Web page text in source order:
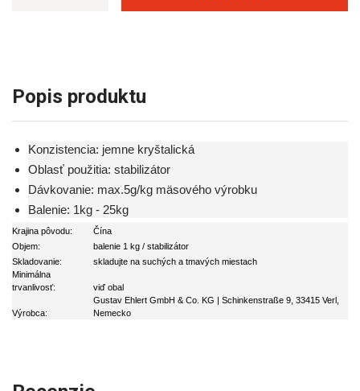
Popis produktu
Konzistencia: jemne kryštalická
Oblasť použitia: stabilizátor
Dávkovanie: max.5g/kg mäsového výrobku
Balenie: 1kg - 25kg
Krajina pôvodu:
Čína
Objem:
balenie 1 kg / stabilizátor
Skladovanie:
skladujte na suchých a tmavých miestach
Minimálna
trvanlivosť:
viď obal
Výrobca:
Gustav Ehlert GmbH & Co. KG | Schinkenstraße 9, 33415 Verl,
Nemecko